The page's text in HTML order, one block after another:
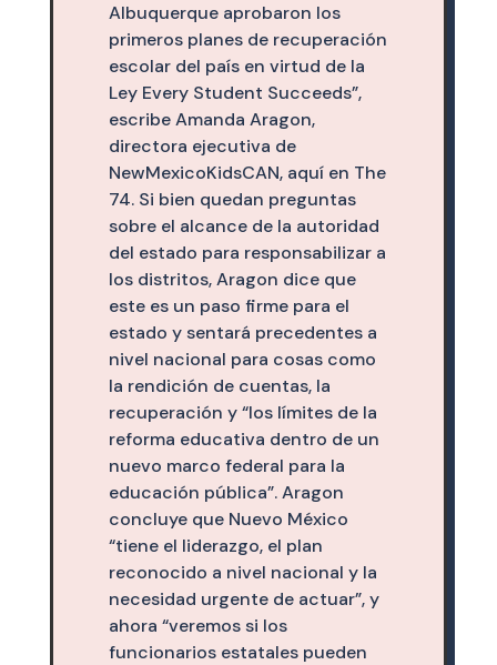
Albuquerque aprobaron los
primeros planes de recuperación
escolar del país en virtud de la
Ley Every Student Succeeds”,
escribe Amanda Aragon,
directora ejecutiva de
NewMexicoKidsCAN, aquí en The
74. Si bien quedan preguntas
sobre el alcance de la autoridad
del estado para responsabilizar a
los distritos, Aragon dice que
este es un paso firme para el
estado y sentará precedentes a
nivel nacional para cosas como
la rendición de cuentas, la
recuperación y “los límites de la
reforma educativa dentro de un
nuevo marco federal para la
educación pública”. Aragon
concluye que Nuevo México
“tiene el liderazgo, el plan
reconocido a nivel nacional y la
necesidad urgente de actuar”, y
ahora “veremos si los
funcionarios estatales pueden